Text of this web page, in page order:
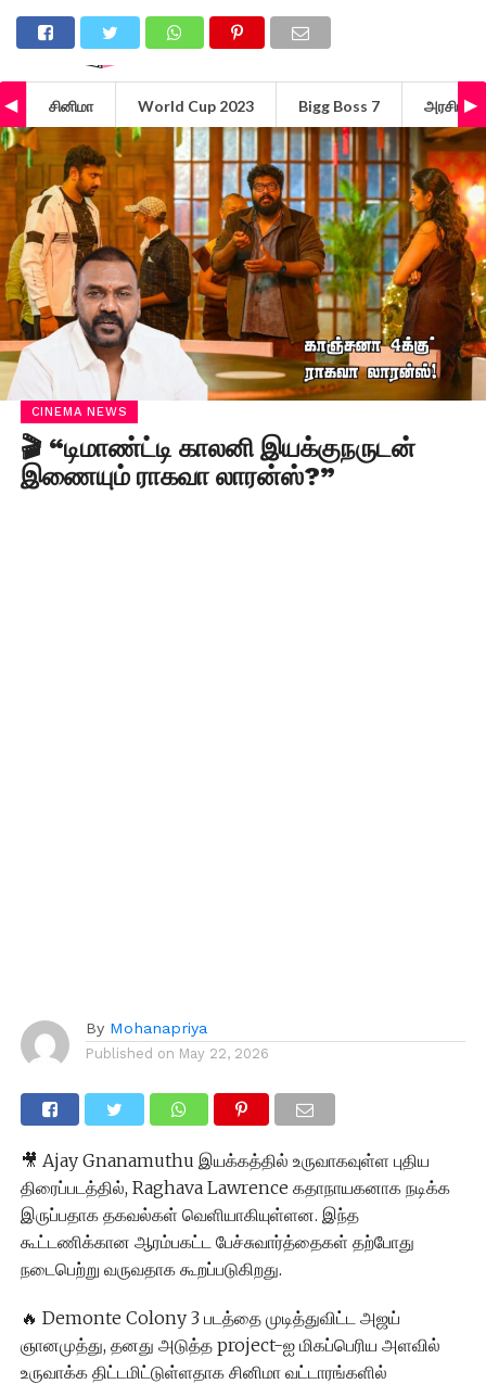
சினிமா World Cup 2023 Bigg Boss 7 அரசியல்
CINEMA NEWS
🎬 “டிமாண்ட்டி காலனி இயக்குநருடன்
இணையும் ராகவா லாரன்ஸ்?”
By Mohanapriya
Published on May 22, 2026
🎥 Ajay Gnanamuthu இயக்கத்தில் உருவாகவுள்ள புதிய
திரைப்படத்தில், Raghava Lawrence கதாநாயகனாக நடிக்க
இருப்பதாக தகவல்கள் வெளியாகியுள்ளன. இந்த
கூட்டணிக்கான ஆரம்பகட்ட பேச்சுவார்த்தைகள் தற்போது
நடைபெற்று வருவதாக கூறப்படுகிறது.
🔥 Demonte Colony 3 படத்தை முடித்துவிட்ட அஜய்
ஞானமுத்து, தனது அடுத்த project-ஐ மிகப்பெரிய அளவில்
உருவாக்க திட்டமிட்டுள்ளதாக சினிமா வட்டாரங்களில்